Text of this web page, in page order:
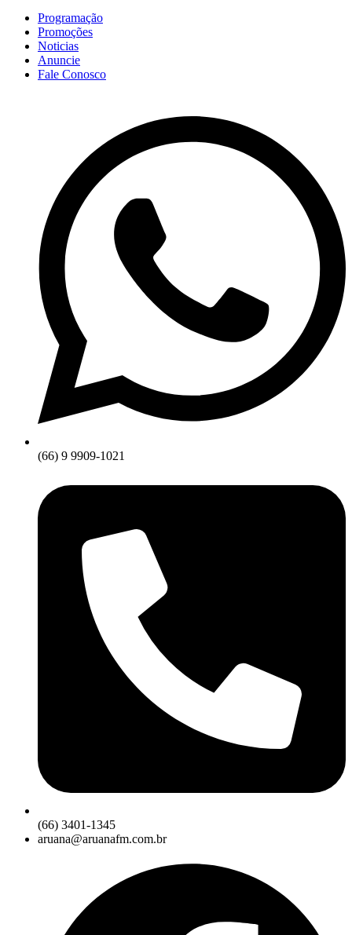
Programação
Promoções
Noticias
Anuncie
Fale Conosco
(66) 9 9909-1021
(66) 3401-1345
aruana@aruanafm.com.br